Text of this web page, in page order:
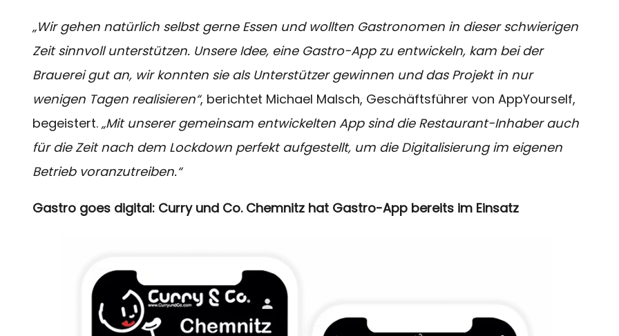
„Wir gehen natürlich selbst gerne Essen und wollten Gastronomen in dieser schwierigen
Zeit sinnvoll unterstützen. Unsere Idee, eine Gastro-App zu entwickeln, kam bei der
Brauerei gut an, wir konnten sie als Unterstützer gewinnen und das Projekt in nur
wenigen Tagen realisieren“, berichtet Michael Malsch, Geschäftsführer von AppYourself,
begeistert. „Mit unserer gemeinsam entwickelten App sind die Restaurant-Inhaber auch
für die Zeit nach dem Lockdown perfekt aufgestellt, um die Digitalisierung im eigenen
Betrieb voranzutreiben.“
Gastro goes digital: Curry und Co. Chemnitz hat Gastro-App bereits im Einsatz